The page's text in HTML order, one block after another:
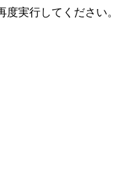
実行してください。